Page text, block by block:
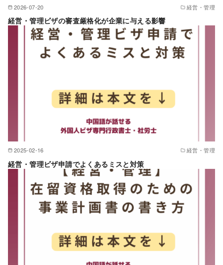
2026-07-20 経営・管理
経営・管理ビザの審査厳格化が企業に与える影響
2025-02-16 経営・管理
経営・管理ビザ申請でよくあるミスと対策